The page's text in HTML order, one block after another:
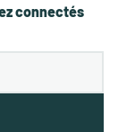
connectés